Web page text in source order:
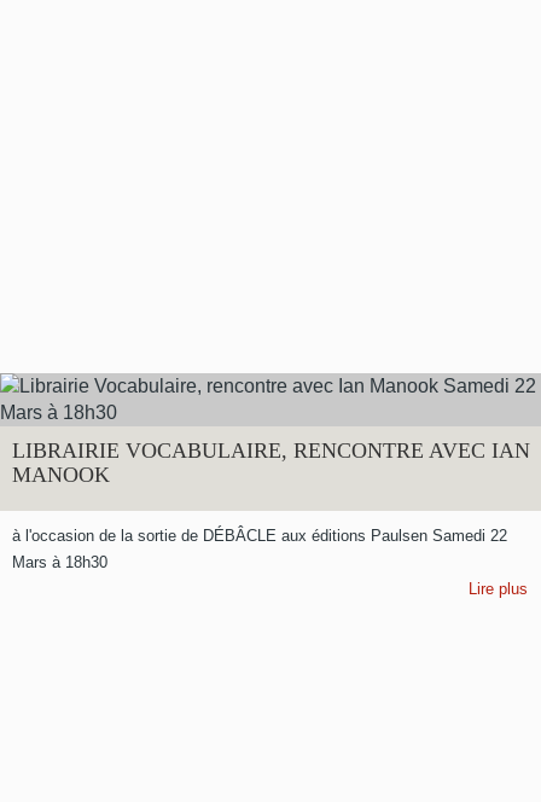
LIBRAIRIE VOCABULAIRE, RENCONTRE AVEC IAN
MANOOK
à l'occasion de la sortie de DÉBÂCLE aux éditions Paulsen Samedi 22
Mars à 18h30
Lire plus